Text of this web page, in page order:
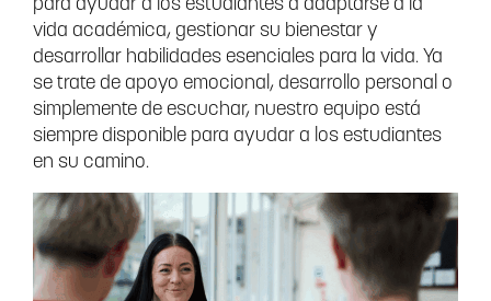
para ayudar a los estudiantes a adaptarse a la
vida académica, gestionar su bienestar y
desarrollar habilidades esenciales para la vida. Ya
se trate de apoyo emocional, desarrollo personal o
simplemente de escuchar, nuestro equipo está
siempre disponible para ayudar a los estudiantes
en su camino.